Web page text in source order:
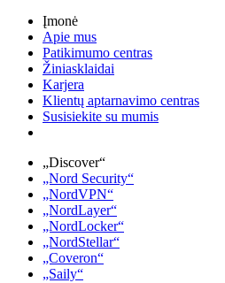
Įmonė
Apie mus
Patikimumo centras
Žiniasklaidai
Karjera
Klientų aptarnavimo centras
Susisiekite su mumis
„Discover“
„Nord Security“
„NordVPN“
„NordLayer“
„NordLocker“
„NordStellar“
„Coveron“
„Saily“